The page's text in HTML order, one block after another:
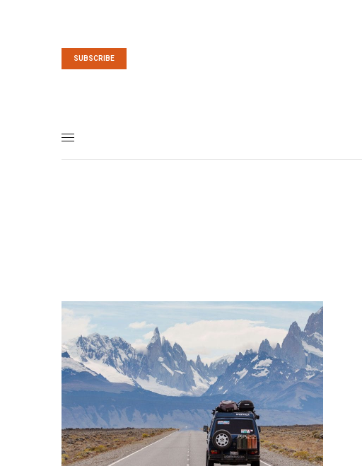
SUBSCRIBE